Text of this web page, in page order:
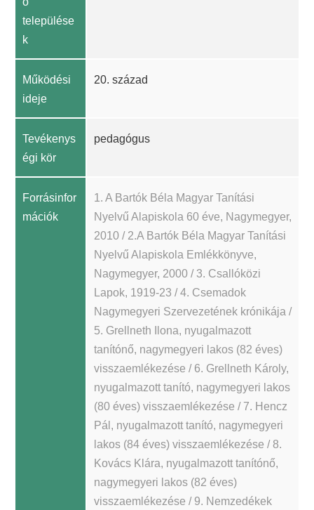
települése
k
Működési
ideje
20. század
Tevékenys
égi kör
pedagógus
Forrásinfor
mációk
1. A Bartók Béla Magyar Tanítási
Nyelvű Alapiskola 60 éve, Nagymegyer,
2010 / 2.A Bartók Béla Magyar Tanítási
Nyelvű Alapiskola Emlékkönyve,
Nagymegyer, 2000 / 3. Csallóközi
Lapok, 1919-23 / 4. Csemadok
Nagymegyeri Szervezetének krónikája /
5. Grellneth Ilona, nyugalmazott
tanítónő, nagymegyeri lakos (82 éves)
visszaemlékezése / 6. Grellneth Károly,
nyugalmazott tanító, nagymegyeri lakos
(80 éves) visszaemlékezése / 7. Hencz
Pál, nyugalmazott tanító, nagymegyeri
lakos (84 éves) visszaemlékezése / 8.
Kovács Klára, nyugalmazott tanítónő,
nagymegyeri lakos (82 éves)
visszaemlékezése / 9. Nemzedékek